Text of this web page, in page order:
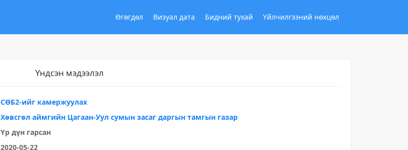
Өгөгдөл Визуал дата Бидний тухай Үйлчилгээний нөхцөл
Үндсэн мэдээлэл
СӨБ2-ийг камержуулах
Хөвсгөл аймгийн Цагаан-Уул сумын засаг даргын тамгын газар
Үр дүн гарсан
2020-05-22